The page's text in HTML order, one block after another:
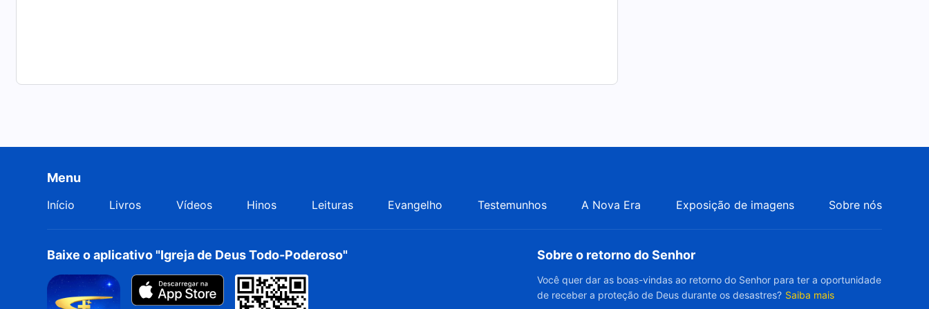
Menu
Início Livros Vídeos Hinos Leituras Evangelho Testemunhos A Nova Era Exposição de imagens Sobre nós
Baixe o aplicativo "Igreja de Deus Todo-Poderoso" Sobre o retorno do Senhor
Você quer dar as boas-vindas ao retorno do Senhor para ter a oportunidade
de receber a proteção de Deus durante os desastres? Saiba mais